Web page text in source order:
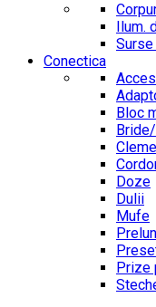
Conectica
Bloc
Cleme
Doze
Dulii
Mufe
Prize